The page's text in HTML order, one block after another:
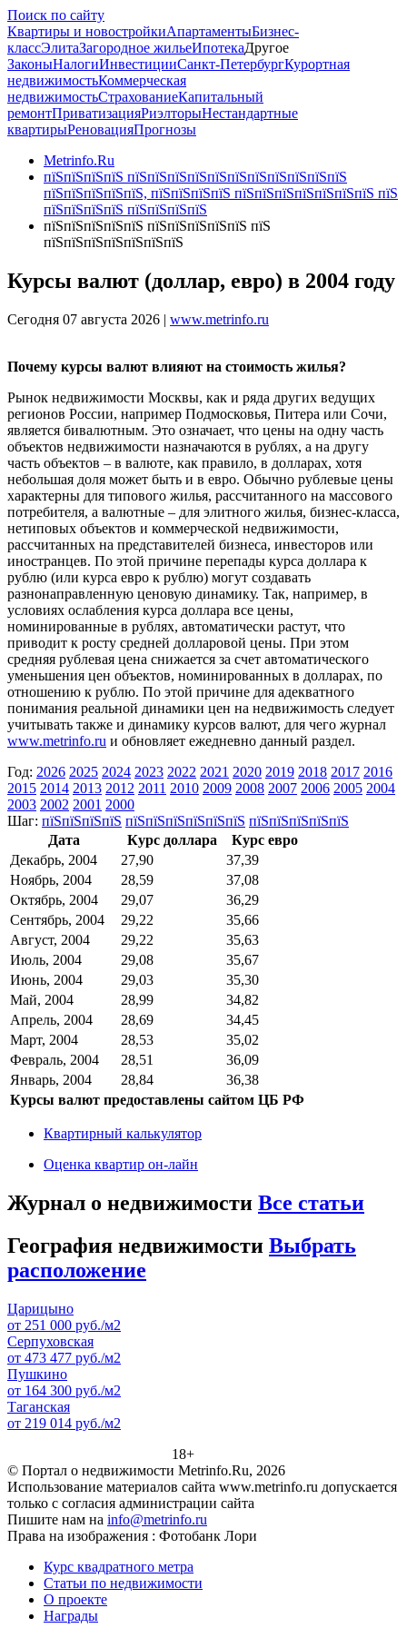
Поиск по сайту
Квартиры и новостройкиАпартаментыБизнес-
классЭлитаЗагородное жильеИпотекаДругое
ЗаконыНалогиИнвестицииСанкт-ПетербургКурортная
недвижимостьКоммерческая
недвижимостьСтрахованиеКапитальный
ремонтПриватизацияРиэлторыНестандартные
квартирыРеновацияПрогнозы
Metrinfo.Ru
пїЅпїЅпїЅпїЅ пїЅпїЅпїЅпїЅпїЅпїЅпїЅпїЅпїЅпїЅпїЅ
пїЅпїЅпїЅпїЅпїЅ, пїЅпїЅпїЅпїЅ пїЅпїЅпїЅпїЅпїЅпїЅпїЅ пїЅ
пїЅпїЅпїЅпїЅ пїЅпїЅпїЅпїЅ
пїЅпїЅпїЅпїЅпїЅ пїЅпїЅпїЅпїЅпїЅ пїЅ
пїЅпїЅпїЅпїЅпїЅпїЅпїЅ
Курсы валют (доллар, евро) в 2004 году
Сегодня 07 августа 2026 | www.metrinfo.ru
Почему курсы валют влияют на стоимость жилья?
Рынок недвижимости Москвы, как и ряда других ведущих
регионов России, например Подмосковья, Питера или Сочи,
является бивалютным. Это означает, что цены на одну часть
объектов недвижимости назначаются в рублях, а на другу
часть объектов – в валюте, как правило, в долларах, хотя
небольшая доля может быть и в евро. Обычно рублевые цены
характерны для типового жилья, рассчитанного на массового
потребителя, а валютные – для элитного жилья, бизнес-класса,
нетиповых объектов и коммерческой недвижимости,
рассчитанных на представителей бизнеса, инвесторов или
иностранцев. По этой причине перепады курса доллара к
рублю (или курса евро к рублю) могут создавать
разнонаправленную ценовую динамику. Так, например, в
условиях ослабления курса доллара все цены,
номинированные в рублях, автоматически растут, что
приводит к росту средней долларовой цены. При этом
средняя рублевая цена снижается за счет автоматического
уменьшения цен объектов, номинированных в долларах, по
отношению к рублю. По этой причине для адекватного
понимания реальной динамики цен на недвижимость следует
учитывать также и динамику курсов валют, для чего журнал
www.metrinfo.ru и обновляет ежедневно данный раздел.
Год: 2026 2025 2024 2023 2022 2021 2020 2019 2018 2017 2016
2015 2014 2013 2012 2011 2010 2009 2008 2007 2006 2005 2004
2003 2002 2001 2000
Шаг: пїЅпїЅпїЅпїЅ пїЅпїЅпїЅпїЅпїЅпїЅ пїЅпїЅпїЅпїЅпїЅ
Дата
Курс доллара
Курс евро
Декабрь, 2004
27,90
37,39
Ноябрь, 2004
28,59
37,08
Октябрь, 2004
29,07
36,29
Сентябрь, 2004
29,22
35,66
Август, 2004
29,22
35,63
Июль, 2004
29,08
35,67
Июнь, 2004
29,03
35,30
Май, 2004
28,99
34,82
Апрель, 2004
28,69
34,45
Март, 2004
28,53
35,02
Февраль, 2004
28,51
36,09
Январь, 2004
28,84
36,38
Курсы валют предоставлены сайтом ЦБ РФ
Квартирный калькулятор
Оценка квартир он-лайн
Журнал о недвижимости Все статьи
География недвижимости Выбрать
расположение
Царицыно
от 251 000 руб./м2
Серпуховская
от 473 477 руб./м2
Пушкино
от 164 300 руб./м2
Таганская
от 219 014 руб./м2
18+
© Портал о недвижимости Metrinfo.Ru, 2026
Использование материалов сайта www.metrinfo.ru допускается
только с согласия администрации сайта
Пишите нам на info@metrinfo.ru
Права на изображения : Фотобанк Лори
Курс квадратного метра
Статьи по недвижимости
О проекте
Награды